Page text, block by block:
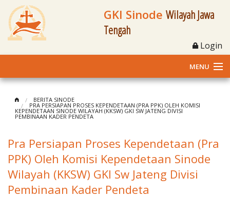
GKI Sinode Wilayah Jawa
Tengah
Login
MENU
Profil
Klasis dan Jemaat
Berita Kegiatan
Fasilitas
BERITA SINODE
PRA PERSIAPAN PROSES KEPENDETAAN (PRA PPK) OLEH KOMISI
KEPENDETAAN SINODE WILAYAH (KKSW) GKI SW JATENG DIVISI
PEMBINAAN KADER PENDETA
Pra Persiapan Proses Kependetaan (Pra
PPK) Oleh Komisi Kependetaan Sinode
Wilayah (KKSW) GKI Sw Jateng Divisi
Pembinaan Kader Pendeta